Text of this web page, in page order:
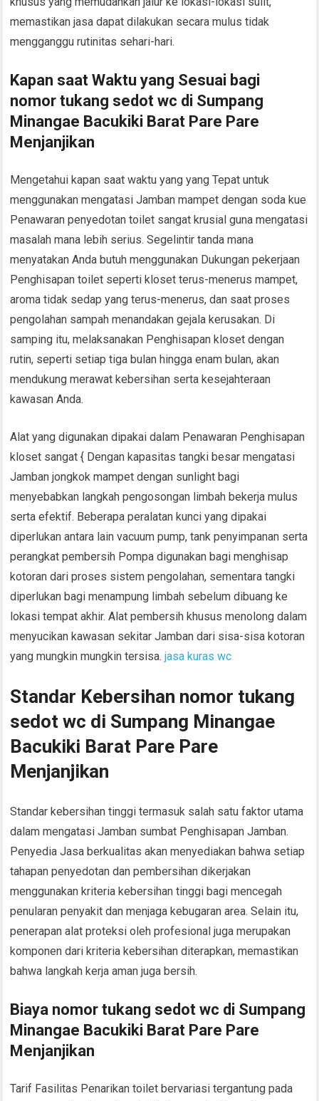
memastikan jasa dapat dilakukan secara mulus tidak
mengganggu rutinitas sehari-hari.
Kapan saat Waktu yang Sesuai bagi
nomor tukang sedot wc di Sumpang
Minangae Bacukiki Barat Pare Pare
Menjanjikan
Mengetahui kapan saat waktu yang yang Tepat untuk
menggunakan mengatasi Jamban mampet dengan soda kue
Penawaran penyedotan toilet sangat krusial guna mengatasi
masalah mana lebih serius. Segelintir tanda mana
menyatakan Anda butuh menggunakan Dukungan pekerjaan
Penghisapan toilet seperti kloset terus-menerus mampet,
aroma tidak sedap yang terus-menerus, dan saat proses
pengolahan sampah menandakan gejala kerusakan. Di
samping itu, melaksanakan Penghisapan kloset dengan
rutin, seperti setiap tiga bulan hingga enam bulan, akan
mendukung merawat kebersihan serta kesejahteraan
kawasan Anda.
Alat yang digunakan dipakai dalam Penawaran Penghisapan
kloset sangat { Dengan kapasitas tangki besar mengatasi
Jamban jongkok mampet dengan sunlight bagi
menyebabkan langkah pengosongan limbah bekerja mulus
serta efektif. Beberapa peralatan kunci yang dipakai
diperlukan antara lain vacuum pump, tank penyimpanan serta
perangkat pembersih Pompa digunakan bagi menghisap
kotoran dari proses sistem pengolahan, sementara tangki
diperlukan bagi menampung limbah sebelum dibuang ke
lokasi tempat akhir. Alat pembersih khusus menolong dalam
menyucikan kawasan sekitar Jamban dari sisa-sisa kotoran
yang mungkin mungkin tersisa.jasa kuras wc
Standar Kebersihan nomor tukang
sedot wc di Sumpang Minangae
Bacukiki Barat Pare Pare
Menjanjikan
Standar kebersihan tinggi termasuk salah satu faktor utama
dalam mengatasi Jamban sumbat Penghisapan Jamban.
Penyedia Jasa berkualitas akan menyediakan bahwa setiap
tahapan penyedotan dan pembersihan dikerjakan
menggunakan kriteria kebersihan tinggi bagi mencegah
penularan penyakit dan menjaga kebugaran area. Selain itu,
penerapan alat proteksi oleh profesional juga merupakan
komponen dari kriteria kebersihan diterapkan, memastikan
bahwa langkah kerja aman juga bersih.
Biaya nomor tukang sedot wc di Sumpang
Minangae Bacukiki Barat Pare Pare
Menjanjikan
Tarif Fasilitas Penarikan toilet bervariasi tergantung pada